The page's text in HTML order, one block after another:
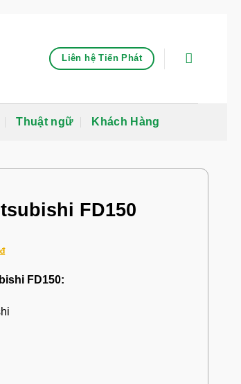
Liên hệ Tiến Phát
Thuật ngữ Khách Hàng
FD150
₫
FD150: